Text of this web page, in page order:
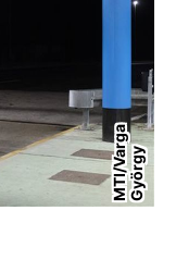
M
T
I
/
V
a
r
g
a
G
y
ö
r
gy